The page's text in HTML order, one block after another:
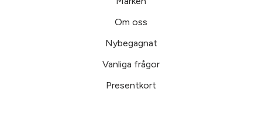
Om oss
Nybegagnat
Vanliga frågor
Presentkort